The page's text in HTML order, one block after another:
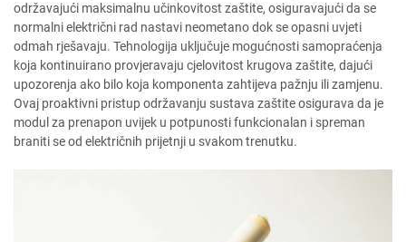
održavajući maksimalnu učinkovitost zaštite, osiguravajući da se
normalni električni rad nastavi neometano dok se opasni uvjeti
odmah rješavaju. Tehnologija uključuje mogućnosti samopraćenja
koja kontinuirano provjeravaju cjelovitost krugova zaštite, dajući
upozorenja ako bilo koja komponenta zahtijeva pažnju ili zamjenu.
Ovaj proaktivni pristup održavanju sustava zaštite osigurava da je
modul za prenapon uvijek u potpunosti funkcionalan i spreman
braniti se od električnih prijetnji u svakom trenutku.